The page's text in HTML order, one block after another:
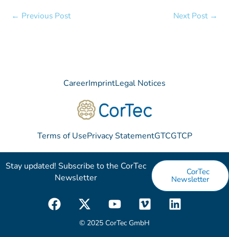
← Previous Post Next Post →
CareerImprintLegal Notices
Terms of UsePrivacy StatementGTCGTCP
Stay updated! Subscribe to the CorTec
Newsletter​
CorTec
Newsletter
F
a
X
-
t
Y
o
u
V
i
m
L
i
© 2025 CorTec GmbH